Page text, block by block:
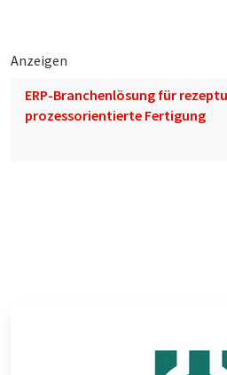
Anzeigen
ERP-Branchenlösung für
prozessorientierte Fertigung